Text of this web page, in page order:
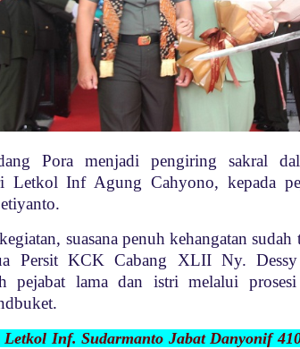
Pora menjadi pengiring sakral
Letkol Inf Agung Cahyono, kepada
suasana penuh kehangatan
Persit KCK Cabang XLII Ny.
pejabat lama dan istri melalui
Letkol Inf. Sudarmanto Jabat Danyonif